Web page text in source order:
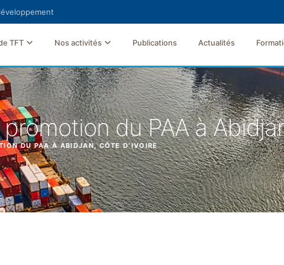
TFT Nos activités Publications Actualités
du PAA à
DU PAA À ABIDJAN, CÔTE D’IVOIRE